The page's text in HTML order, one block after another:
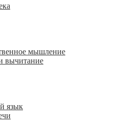
мышление
вычитание
язык